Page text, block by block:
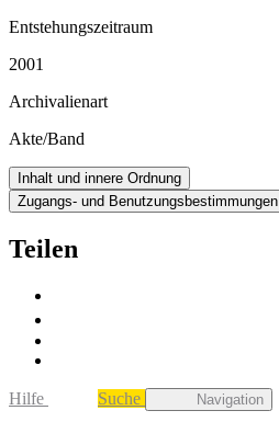
Entstehungszeitraum
2001
Archivalienart
Akte/Band
Inhalt und innere Ordnung
Zugangs- und Benutzungsbestimmungen
Teilen
Hilfe Suche Navigation